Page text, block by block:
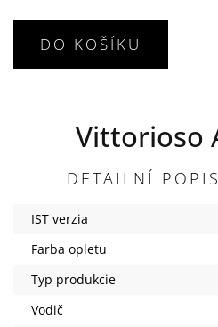
DO KOŠÍKU
Vittorioso
DETAILNÍ
IST verzia
Farba opletu
Typ produkcie
Vodič